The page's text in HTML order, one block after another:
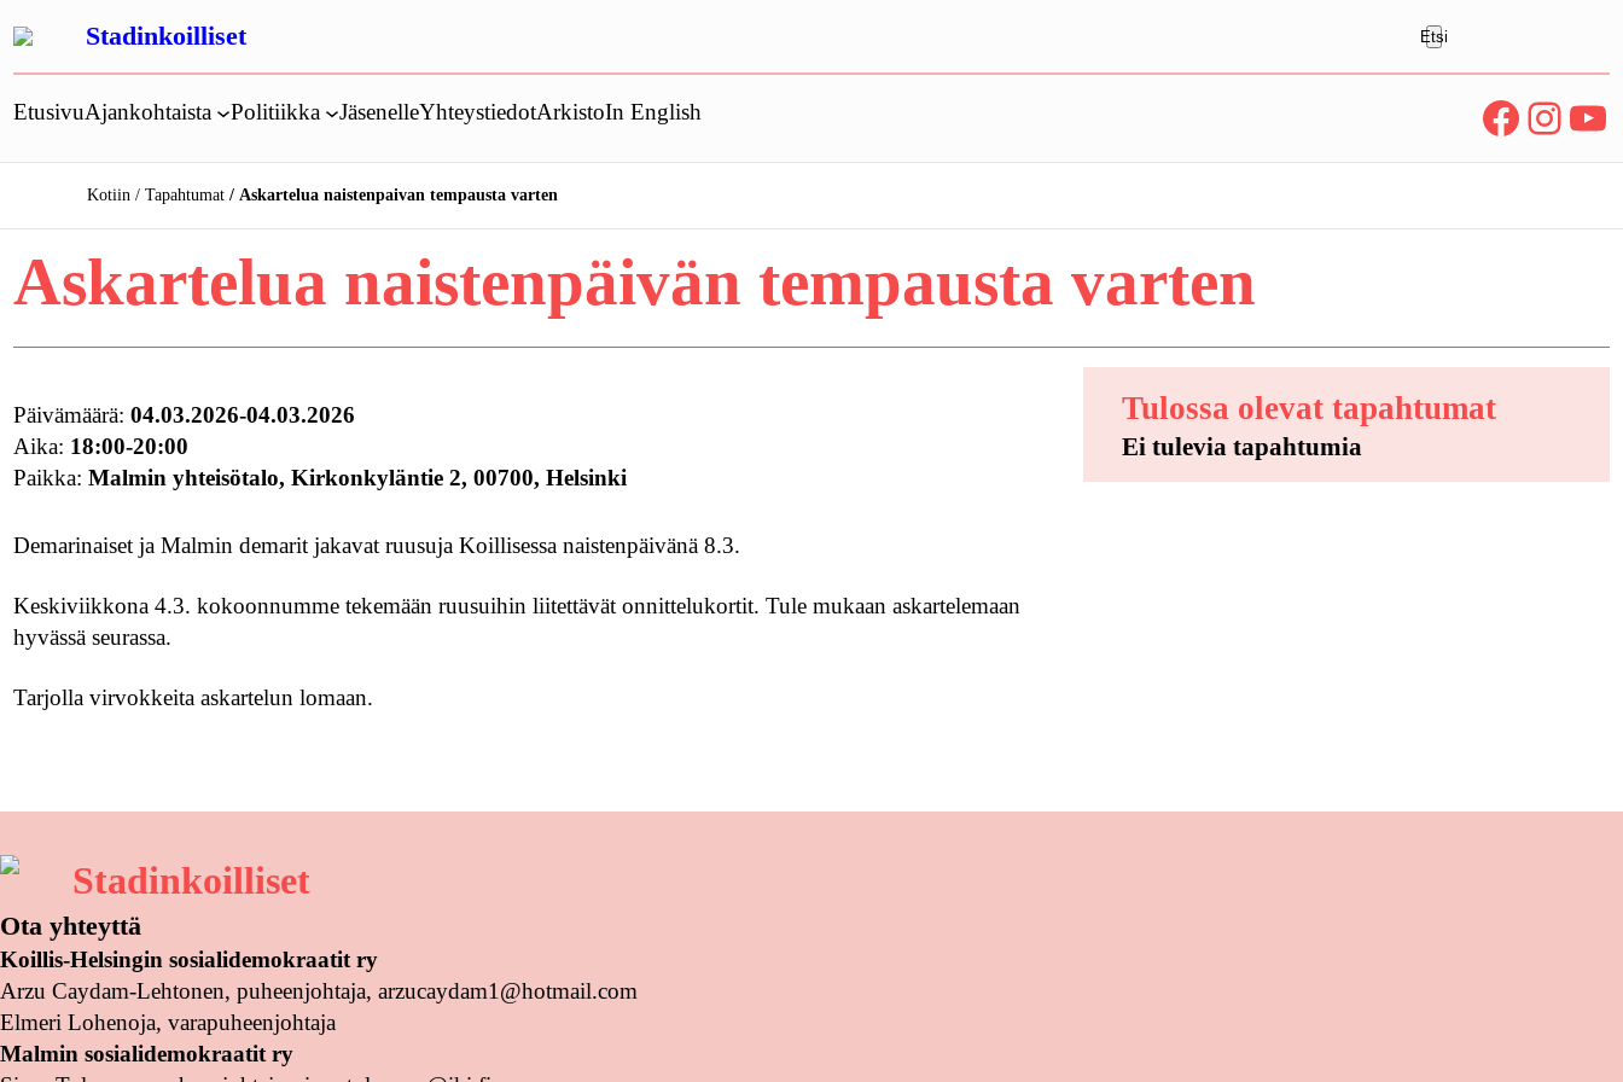
sisältöön
Stadinkoilliset
E
t
Etsi
EtusivuAjankohtaista Politiikka JäsenelleYhteystiedotArkistoIn English Facebook Instagram YouTube
Kotiin Tapahtumat Askartelua naistenpaivan tempausta varten
Askartelua naistenpäivän tempausta varten
Päivämäärä: 04.03.2026-04.03.2026
Aika: 18:00-20:00
Paikka: Malmin yhteisötalo, Kirkonkyläntie 2, 00700, Helsinki
Demarinaiset ja Malmin demarit jakavat ruusuja Koillisessa naistenpäivänä 8.3.
Keskiviikkona 4.3. kokoonnumme tekemään ruusuihin liitettävät onnittelukortit. Tule mukaan askartelemaan
hyvässä seurassa.
Tarjolla virvokkeita askartelun lomaan.
Tulossa olevat tapahtumat
Ei tulevia tapahtumia
Stadinkoilliset
Ota yhteyttä
Koillis-Helsingin sosialidemokraatit ry
Arzu Caydam-Lehtonen, puheenjohtaja, arzucaydam1@hotmail.com
Elmeri Lohenoja, varapuheenjohtaja
Malmin sosialidemokraatit ry